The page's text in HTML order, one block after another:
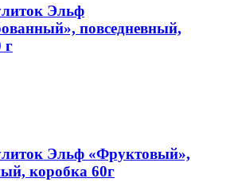
Эльф
повседневный,
г
Эльф «Фруктовый»,
коробка 60г